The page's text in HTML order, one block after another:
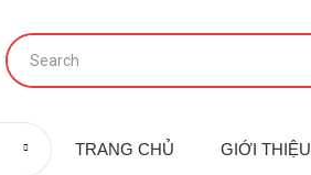
TRANG CHỦ GIỚI THIỆU